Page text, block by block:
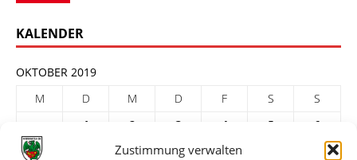
Zustimmung verwalten
KALENDER
OKTOBER 2019
M
D M D F S
S
1
2 3 4 5
6
7
9 10 11